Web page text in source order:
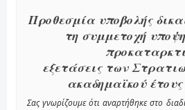
Προθεσμία υποβολής
τη συμμετοχή
εξετάσεις των
ακαδημαϊκού έτους
Σας γνωρίζουμε ότι αναρτήθηκε στο